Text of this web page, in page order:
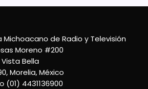
Michoacano de Radio y Televisión
Moreno #200
Bella
Morelia, México
(01) 4431136900